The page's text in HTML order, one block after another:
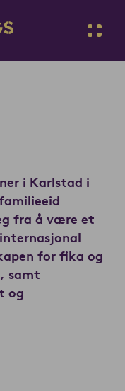
i Karlstad i
fra å være et
for fika og
samt
og